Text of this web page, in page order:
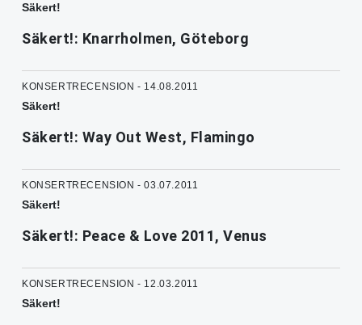
Säkert!
Säkert!: Knarrholmen, Göteborg
KONSERTRECENSION - 14.08.2011
Säkert!
Säkert!: Way Out West, Flamingo
KONSERTRECENSION - 03.07.2011
Säkert!
Säkert!: Peace & Love 2011, Venus
KONSERTRECENSION - 12.03.2011
Säkert!